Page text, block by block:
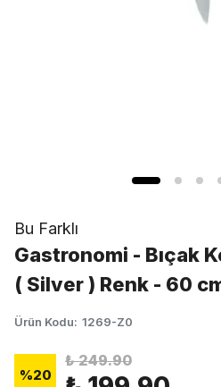
Bu Farklı
Gastronomi - Bıçak
( Silver ) Renk - 60
Ürün Kodu: 1269-Z0
%20
₺ 249.90